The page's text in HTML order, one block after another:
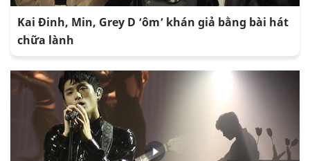
Kai Đinh, Min, Grey D ‘ôm’ khán giả bằng bài hát
chữa lành